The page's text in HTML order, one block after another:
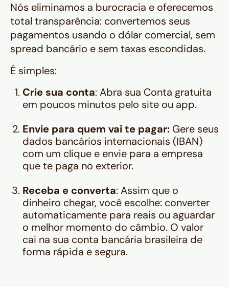
Nós eliminamos a burocracia e oferecemos
total transparência: convertemos seus
pagamentos usando o dólar comercial, sem
spread bancário e sem taxas escondidas.
É simples:
Crie sua conta: Abra sua Conta gratuita
em poucos minutos pelo site ou app.
Envie para quem vai te pagar: Gere seus
dados bancários internacionais (IBAN)
com um clique e envie para a empresa
que te paga no exterior.
Receba e converta: Assim que o
dinheiro chegar, você escolhe: converter
automaticamente para reais ou aguardar
o melhor momento do câmbio. O valor
cai na sua conta bancária brasileira de
forma rápida e segura.